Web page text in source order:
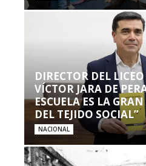
DIRECTOR DEL
VÍCTOR JARA DE
ESCUELA ES LA
DEL TEJIDO SOCIAL”
NACIONAL